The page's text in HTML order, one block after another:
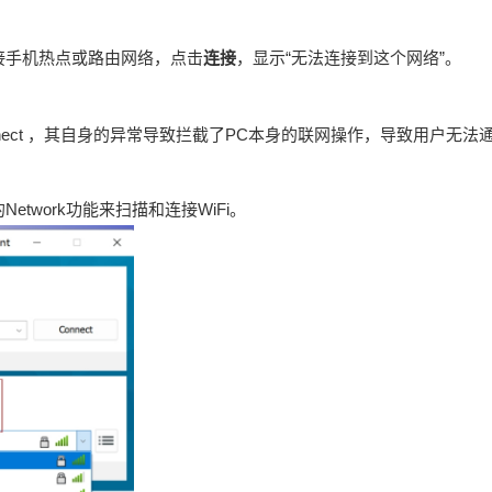
机热点或路由网络，点击连接，显示“无法连接到这个网络”。
，其自身的异常导致拦截了PC本身的联网操作，导致用户无法
功能来扫描和连接WiFi。